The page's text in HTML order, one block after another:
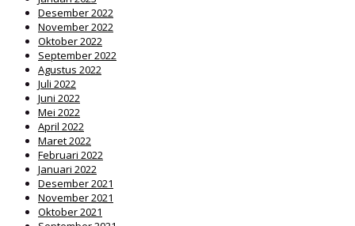
Desember 2022
November 2022
Oktober 2022
September 2022
Agustus 2022
Juli 2022
Juni 2022
Mei 2022
April 2022
Maret 2022
Februari 2022
Januari 2022
Desember 2021
November 2021
Oktober 2021